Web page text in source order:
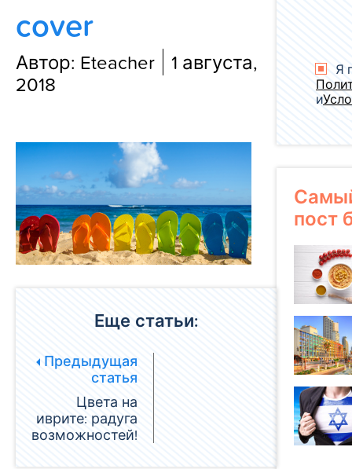
cover
Автор: Eteacher
1 августа,
2018
Еще статьи:
Предыдущая
статья
Цвета на
иврите: радуга
возможностей!
Я
и
пост